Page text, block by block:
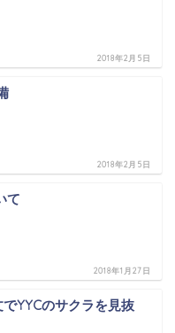
2018年2月5日
2018年2月5日
て
2018年1月27日
YYCのサクラを見抜